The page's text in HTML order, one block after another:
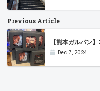
Previous Article
【熊本ガルパン
Dec 7, 2024